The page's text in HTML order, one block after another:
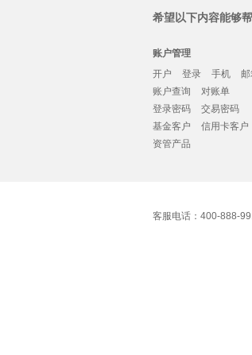
希望以下内容能够
账户管理
开户
登录 手机
邮
账户查询
对账单
登录密码
交易密码
基金客户
信用卡客户
资管产品
客服电话：400-888-